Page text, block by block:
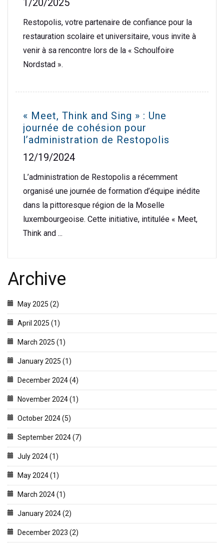
1/20/2025
Restopolis, votre partenaire de confiance pour la
restauration scolaire et universitaire, vous invite à
venir à sa rencontre lors de la « Schoulfoire
Nordstad ».
« Meet, Think and Sing » : Une
journée de cohésion pour
l’administration de Restopolis
12/19/2024
L’administration de Restopolis a récemment
organisé une journée de formation d’équipe inédite
dans la pittoresque région de la Moselle
luxembourgeoise. Cette initiative, intitulée « Meet,
Think and ...
Archive
May 2025 (2)
April 2025 (1)
March 2025 (1)
January 2025 (1)
December 2024 (4)
November 2024 (1)
October 2024 (5)
September 2024 (7)
July 2024 (1)
May 2024 (1)
March 2024 (1)
January 2024 (2)
December 2023 (2)